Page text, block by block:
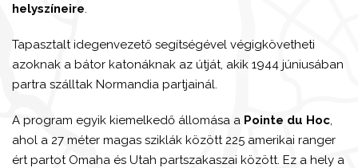
helyszíneire
Tapasztalt idegenvezető segítségével végigkövetheti
azoknak a bátor katonáknak az útját, akik 1944 júniusában
partra szálltak Normandia partjainál.
A program egyik kiemelkedő állomása a Pointe du Hoc
ahol a 27 méter magas sziklák között 225 amerikai ranger
ért partot Omaha és Utah partszakaszai között. Ez a hely a